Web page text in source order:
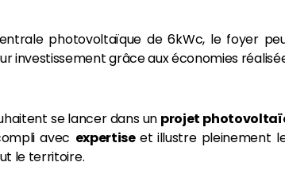
photovoltaïque de 6kWc, le foyer
investissement grâce aux économies
se lancer dans un projet
avec expertiseet illustre pleinement
le territoire.